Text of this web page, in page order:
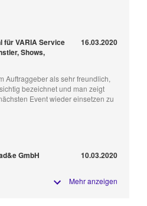
für VARIA Service
Shows,
16.03.2020
Auftraggeber als sehr freundlich,
bezeichnet und man zeigt
Event wieder einsetzen zu
GmbH 10.03.2020
Mehr anzeigen